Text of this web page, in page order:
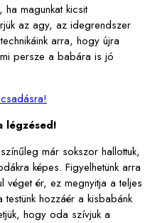
magunkat kicsit
az agy, az idegrendszer
arra, hogy újra
persze a babára is jó
légzésed!
már sokszor hallottuk,
képes. Figyelhetünk arra
véget ér, ez megnyitja a teljes
hozzáér a kisbabánk
hogy oda szívjuk a